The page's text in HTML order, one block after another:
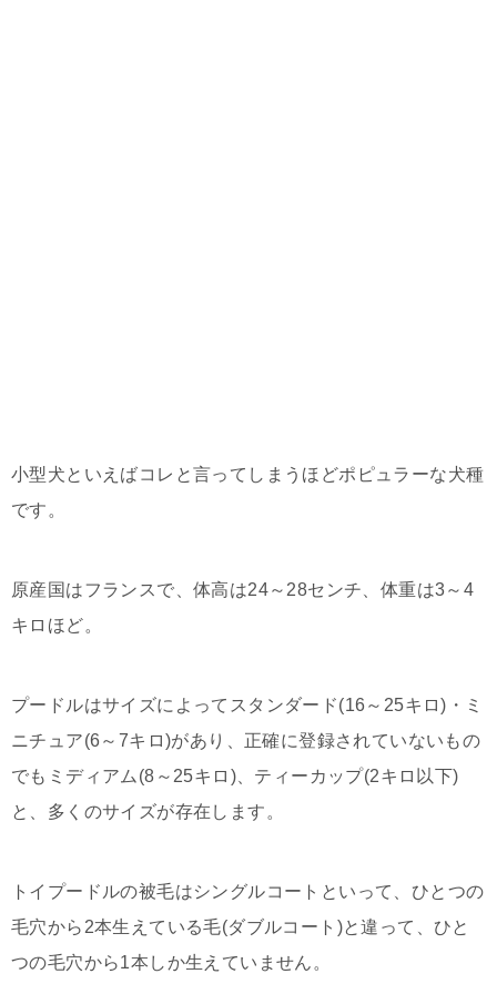
小型犬といえばコレと言ってしまうほどポピュラーな犬種
です。
原産国はフランスで、体高は24～28センチ、体重は3～4
キロほど。
プードルはサイズによってスタンダード(16～25キロ)・ミ
ニチュア(6～7キロ)があり、正確に登録されていないもの
でもミディアム(8～25キロ)、ティーカップ(2キロ以下)
と、多くのサイズが存在します。
トイプードルの被毛はシングルコートといって、ひとつの
毛穴から2本生えている毛(ダブルコート)と違って、ひと
つの毛穴から1本しか生えていません。